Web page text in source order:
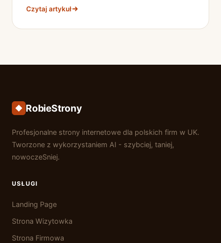
Czytaj artykuł
RobieStrony
Profesjonalne strony internetowe dla polskich firm w UK.
Tworzone z wykorzystaniem AI - szybciej, taniej,
nowoczeSniej.
USŁUGI
Landing Page
Strona Wizytowka
Strona Firmowa